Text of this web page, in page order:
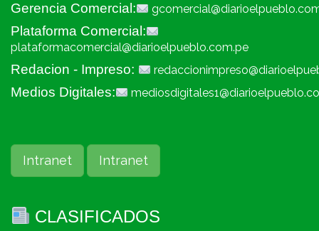
Gerencia Comercial:
Plataforma Comercial:
plataformacomercial@diarioelpueblo.com.pe
Redacion - Impreso:
Medios Digitales:
Intranet Intranet
CLASIFICADOS